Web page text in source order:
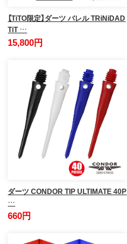
【TiTO限定】ダーツ バレル TRiNiDAD
TiT …
15,800円
ダーツ CONDOR TIP ULTIMATE 40P
…
660円